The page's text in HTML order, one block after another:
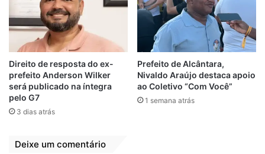
Direito de resposta do ex-
prefeito Anderson Wilker
será publicado na íntegra
pelo G7
3 dias atrás
Prefeito de Alcântara,
Nivaldo Araújo destaca apoio
ao Coletivo “Com Você”
1 semana atrás
Deixe um comentário